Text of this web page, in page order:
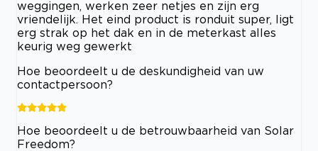
weggingen, werken zeer netjes en zijn erg
vriendelijk. Het eind product is ronduit super, ligt
erg strak op het dak en in de meterkast alles
keurig weg gewerkt
Hoe beoordeelt u de deskundigheid van uw
contactpersoon?
Hoe beoordeelt u de betrouwbaarheid van Solar
Freedom?